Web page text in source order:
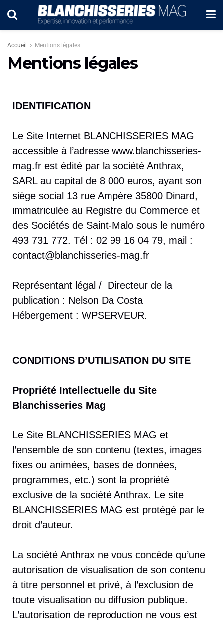
Accueil Mentions légales
Mentions légales
IDENTIFICATION
Le Site Internet BLANCHISSERIES MAG
accessible à l’adresse www.blanchisseries-
mag.fr est édité par la société Anthrax,
SARL au capital de 8 000 euros, ayant son
siège social 13 rue Ampère 35800 Dinard,
immatriculée au Registre du Commerce et
des Sociétés de Saint-Malo sous le numéro
493 731 772. Tél : 02 99 16 04 79, mail :
contact@blanchisseries-mag.fr
Représentant légal / Directeur de la
publication : Nelson Da Costa
Hébergement : WPSERVEUR.
CONDITIONS D’UTILISATION DU SITE
Propriété Intellectuelle du Site
Blanchisseries Mag
Le Site BLANCHISSERIES MAG et
l’ensemble de son contenu (textes, images
fixes ou animées, bases de données,
programmes, etc.) sont la propriété
exclusive de la société Anthrax. Le site
BLANCHISSERIES MAG est protégé par le
droit d’auteur.
La société Anthrax ne vous concède qu’une
autorisation de visualisation de son contenu
à titre personnel et privé, à l’exclusion de
toute visualisation ou diffusion publique.
L’autorisation de reproduction ne vous est